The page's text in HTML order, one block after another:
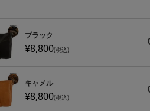
ブラック
¥8,800 税込
キャメル
¥8,800 税込